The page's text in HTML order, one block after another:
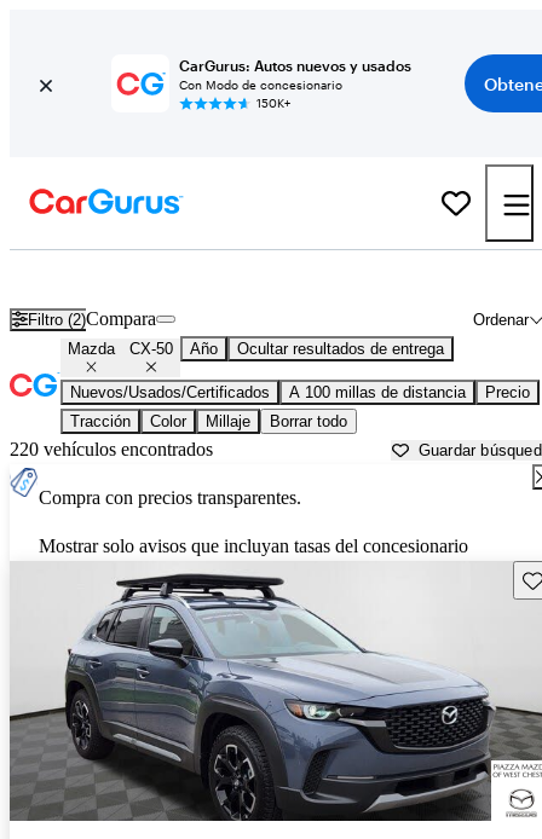
CarGurus: Autos nuevos y usados
Con Modo de concesionario
150K+
Filtro (2) Ordenar
Compara
Mazda CX-50 Año Ocultar resultados de entrega
Nuevos/Usados/Certificados A 100 millas de distancia
Precio
Tracción
Color Millaje Borrar todo
220 vehículos encontrados Guardar
Compra con precios transparentes.
Mostrar solo avisos que incluyan tasas del concesionario